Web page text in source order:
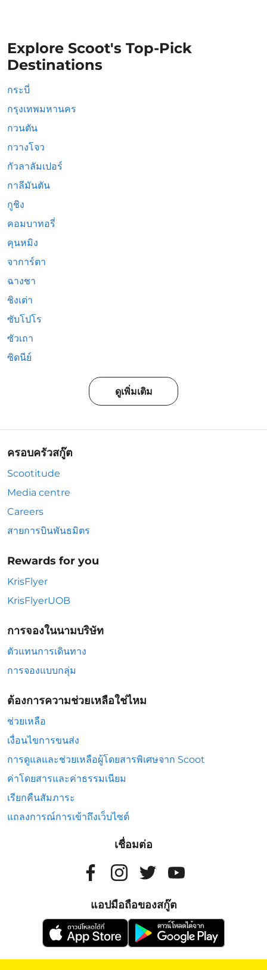
Explore Scoot's Top-Pick
Destinations
กระบี่
กรุงเทพมหานคร
กวนตัน
กวางโจว
กัวลาลัมเปอร์
กาลีมันตัน
กูชิง
คอมบาทอรี่
คุนหมิง
จาการ์ตา
ฉางชา
ชิงเต่า
ซับโปโร
ซัวเถา
ซิดนีย์
ดูเพิ่มเติม
ครอบครัวสกู๊ต
Scootitude
Media centre
Careers
สายการบินพันธมิตร
Rewards for you
KrisFlyer
KrisFlyerUOB
การจองในนามบริษัท
ตัวแทนการเดินทาง
การจองแบบกลุ่ม
ต้องการความช่วยเหลือใช่ไหม
ช่วยเหลือ
เงื่อนไขการขนส่ง
การดูแลและช่วยเหลือผู้โดยสารพิเศษจาก Scoot
ค่าโดยสารและค่าธรรมเนียม
เรียกคืนสัมภาระ
แถลงการณ์การเข้าถึงเว็บไซต์
เชื่อมต่อ
แอปมือถือของสกู๊ต